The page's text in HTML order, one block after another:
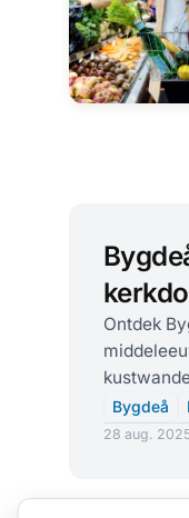
Ontdek
langs de
E4.
Bygdeå
28 aug.